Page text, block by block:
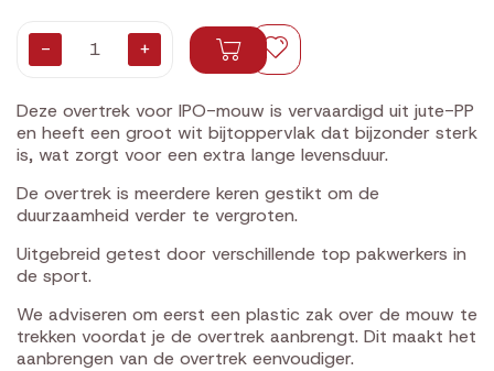
- +
Deze overtrek voor IPO-mouw is vervaardigd uit jute-PP
en heeft een groot wit bijtoppervlak dat bijzonder sterk
is, wat zorgt voor een extra lange levensduur.
De overtrek is meerdere keren gestikt om de
duurzaamheid verder te vergroten.
Uitgebreid getest door verschillende top pakwerkers in
de sport.
We adviseren om eerst een plastic zak over de mouw te
trekken voordat je de overtrek aanbrengt. Dit maakt het
aanbrengen van de overtrek eenvoudiger.